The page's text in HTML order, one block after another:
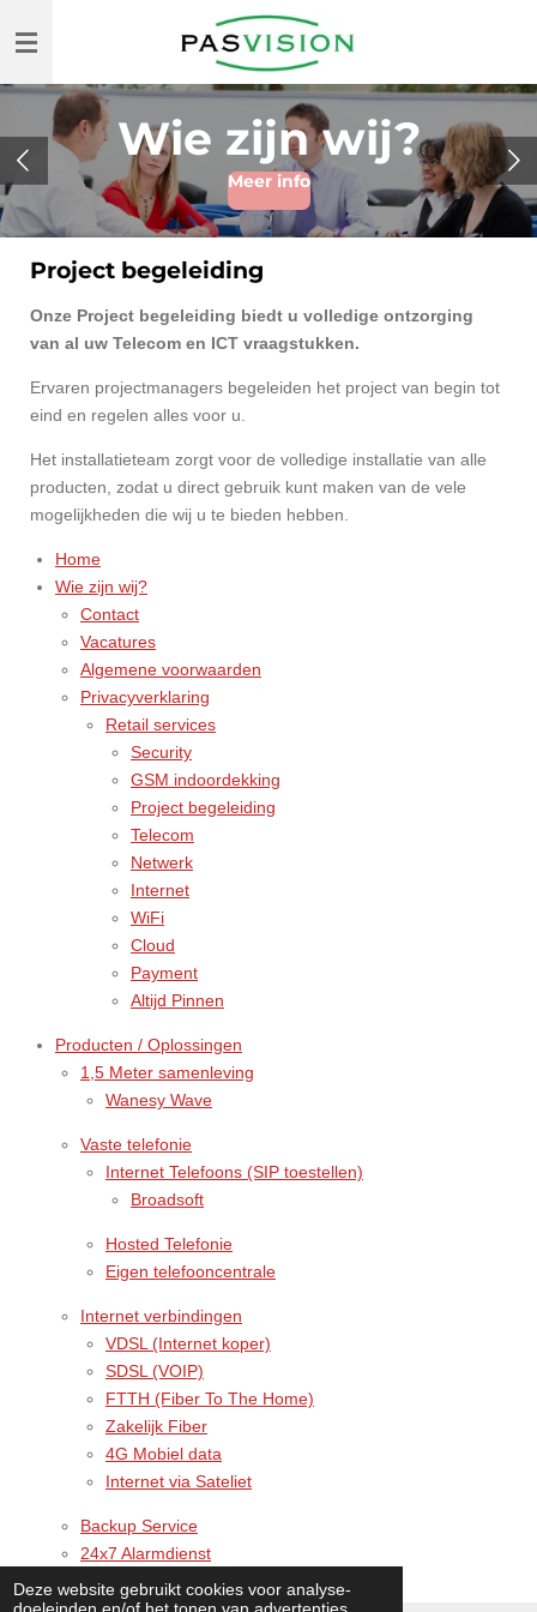
Deze website gebruikt cookies voor analyse-
direct
hoofdinhoud Wie zijn wij?
Meer info
Project begeleiding
Onze Project begeleiding biedt u volledige ontzorging
van al uw Telecom en ICT vraagstukken.
Ervaren projectmanagers begeleiden het project van begin tot
eind en regelen alles voor u.
Het installatieteam zorgt voor de volledige installatie van alle
producten, zodat u direct gebruik kunt maken van de vele
mogelijkheden die wij u te bieden hebben.
Home
Wie zijn wij?
Contact
Vacatures
Algemene voorwaarden
Privacyverklaring
Retail services
Security
GSM indoordekking
Project begeleiding
Telecom
Netwerk
Internet
WiFi
Cloud
Payment
Altijd Pinnen
Producten / Oplossingen
1,5 Meter samenleving
Wanesy Wave
Vaste telefonie
Internet Telefoons (SIP toestellen)
Broadsoft
Hosted Telefonie
Eigen telefooncentrale
Internet verbindingen
VDSL (Internet koper)
SDSL (VOIP)
FTTH (Fiber To The Home)
Zakelijk Fiber
4G Mobiel data
Internet via Sateliet
Backup Service
24x7 Alarmdienst